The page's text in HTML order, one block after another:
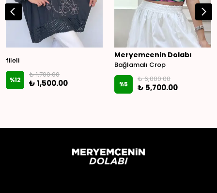
fileli
%12
₺ 1,700.00
₺ 1,500.00
Meryemcenin Dolabı
Bağlamalı Crop
%5
₺ 6,000.00
₺ 5,700.00